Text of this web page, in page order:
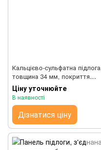
Кальцієво-сульфатна
товщина 34 мм, покриття
ПВХ
Ціну уточнюйте
В наявності
Дізнатися ціну